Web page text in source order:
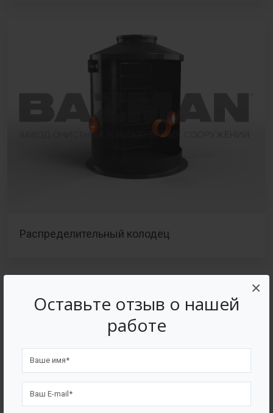
Оставьте отзыв о нашей
работе
×
Распределительный колодец